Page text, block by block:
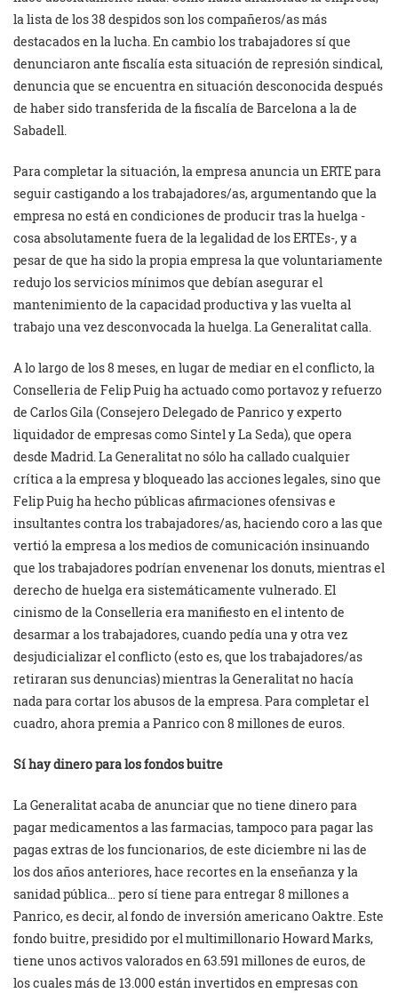
la lista de los 38 despidos son los compañeros/as más
destacados en la lucha. En cambio los trabajadores sí que
denunciaron ante fiscalía esta situación de represión sindical,
denuncia que se encuentra en situación desconocida después
de haber sido transferida de la fiscalía de Barcelona a la de
Sabadell.
Para completar la situación, la empresa anuncia un ERTE para
seguir castigando a los trabajadores/as, argumentando que la
empresa no está en condiciones de producir tras la huelga -
cosa absolutamente fuera de la legalidad de los ERTEs-, y a
pesar de que ha sido la propia empresa la que voluntariamente
redujo los servicios mínimos que debían asegurar el
mantenimiento de la capacidad productiva y las vuelta al
trabajo una vez desconvocada la huelga. La Generalitat calla.
A lo largo de los 8 meses, en lugar de mediar en el conflicto, la
Conselleria de Felip Puig ha actuado como portavoz y refuerzo
de Carlos Gila (Consejero Delegado de Panrico y experto
liquidador de empresas como Sintel y La Seda), que opera
desde Madrid. La Generalitat no sólo ha callado cualquier
crítica a la empresa y bloqueado las acciones legales, sino que
Felip Puig ha hecho públicas afirmaciones ofensivas e
insultantes contra los trabajadores/as, haciendo coro a las que
vertió la empresa a los medios de comunicación insinuando
que los trabajadores podrían envenenar los donuts, mientras el
derecho de huelga era sistemáticamente vulnerado. El
cinismo de la Conselleria era manifiesto en el intento de
desarmar a los trabajadores, cuando pedía una y otra vez
desjudicializar el conflicto (esto es, que los trabajadores/as
retiraran sus denuncias) mientras la Generalitat no hacía
nada para cortar los abusos de la empresa. Para completar el
cuadro, ahora premia a Panrico con 8 millones de euros.
Sí hay dinero para los fondos buitre
La Generalitat acaba de anunciar que no tiene dinero para
pagar medicamentos a las farmacias, tampoco para pagar las
pagas extras de los funcionarios, de este diciembre ni las de
los dos años anteriores, hace recortes en la enseñanza y la
sanidad pública… pero sí tiene para entregar 8 millones a
Panrico, es decir, al fondo de inversión americano Oaktre. Este
fondo buitre, presidido por el multimillonario Howard Marks,
tiene unos activos valorados en 63.591 millones de euros, de
los cuales más de 13.000 están invertidos en empresas con